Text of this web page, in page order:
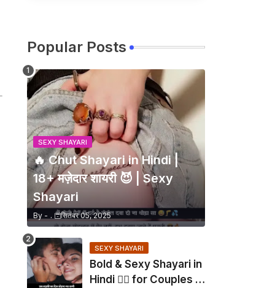
Popular Posts
SEXY SHAYARI
🔥 Chut Shayari in Hindi |
18+ मज़ेदार शायरी 😈 | Sexy
Shayari
By - . सितंबर 05, 2025
SEXY SHAYARI
Bold & Sexy Shayari in
Hindi ❤️‍🔥 for Couples |